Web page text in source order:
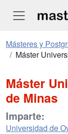
Másteres y
Máster
Máster
de Minas
Imparte:
Universidad de